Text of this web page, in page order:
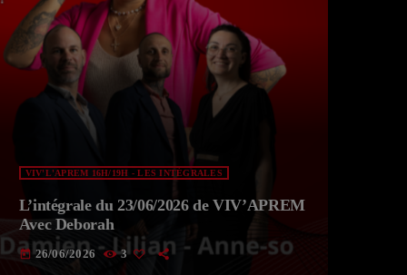
VIV'L'APREM 16H/19H - LES INTÉGRALES
L’intégrale du 23/06/2026 de VIV’APREM
Avec Deborah
today 26/06/2026 3